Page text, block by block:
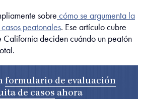
sobre cómo se argumenta la
peatonales. Ese artículo cubre
California deciden cuándo un peatón
formulario de evaluación
de casos ahora